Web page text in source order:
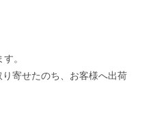
。
寄せたのち、お客様へ出荷